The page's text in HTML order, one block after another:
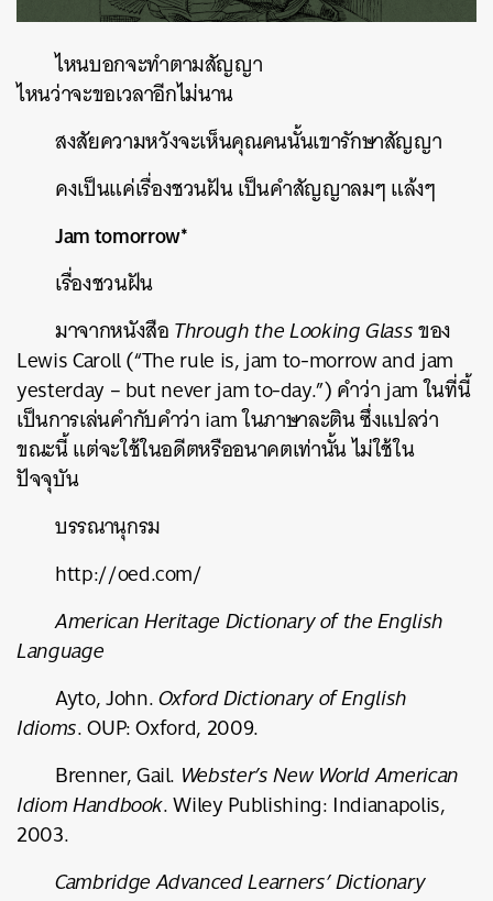
ไหนบอกจะทำตามสัญญา
ไหนว่าจะขอเวลาอีกไม่นาน
สงสัยความหวังจะเห็นคุณคนนั้นเขารักษาสัญญา
คงเป็นแค่เรื่องชวนฝันเป็นคำสัญญาลมๆแล้งๆ
Jam tomorrow*
เรื่องชวนฝัน
มาจากหนังสือThrough the Looking Glassของ
Lewis Caroll (“The rule is, jam to-morrow and jam
yesterday – but never jam to-day.”)คำว่าjamในที่นี้
เป็นการเล่นคำกับคำว่าiamในภาษาละตินซึ่งแปลว่า
ขณะนี้แต่จะใช้ในอดีตหรืออนาคตเท่านั้นไม่ใช้ใน
ปัจจุบัน
บรรณานุกรม
http://oed.com/
American Heritage Dictionary of the English
Language
Ayto, John.Oxford Dictionary of English
Idioms. OUP: Oxford, 2009.
Brenner, Gail. Webster’s New World American
Idiom Handbook. Wiley Publishing: Indianapolis,
2003.
Cambridge Advanced Learners’ Dictionary